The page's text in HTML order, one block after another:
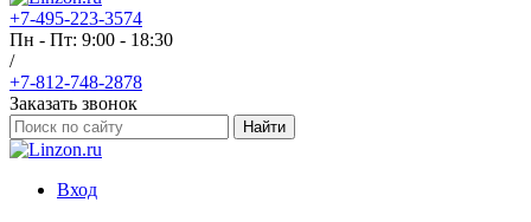
+7-495-223-3574
Пн - Пт: 9:00 - 18:30
/
+7-812-748-2878
Заказать звонок
Найти
Вход